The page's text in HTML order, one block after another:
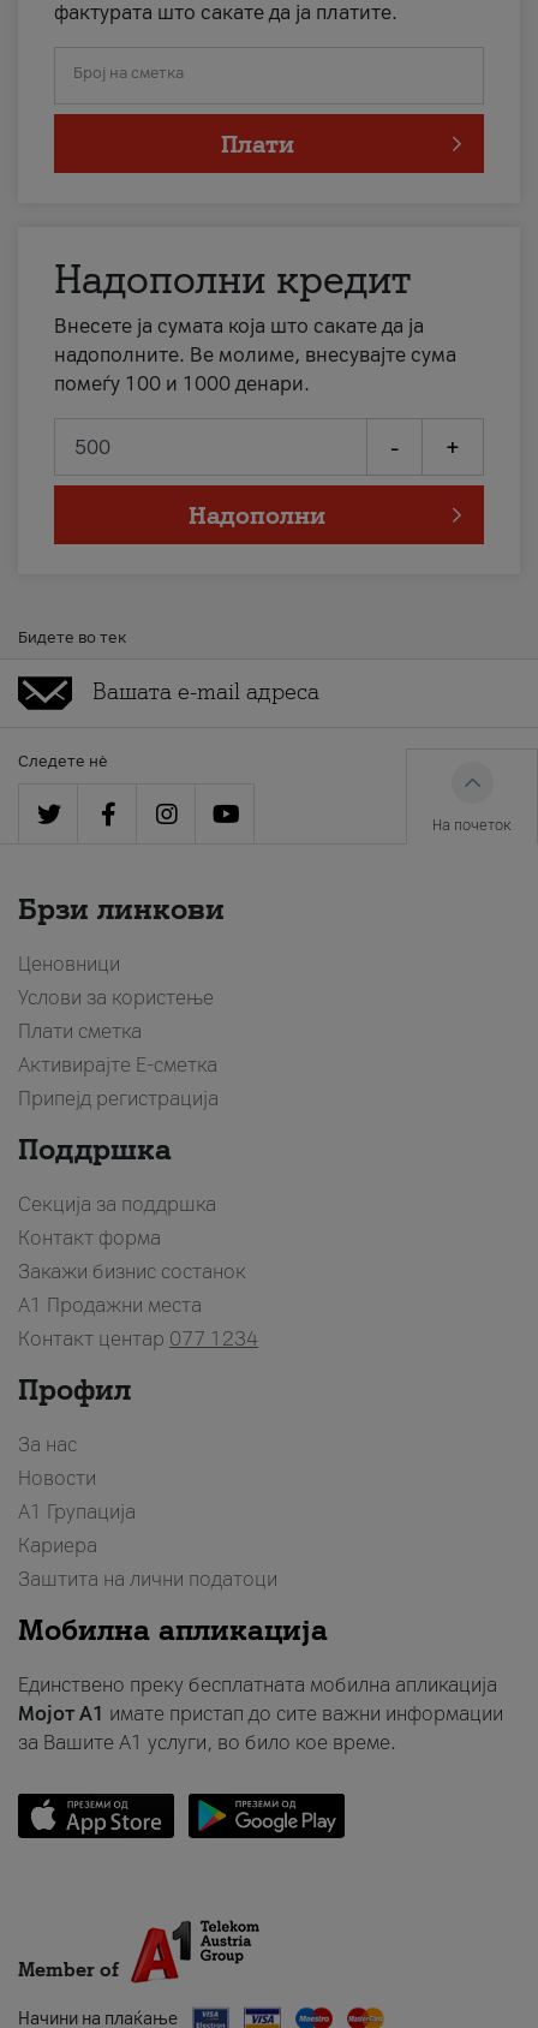
фактурата што сакате да ја платите.
Број на сметка
Плати
Надополни кредит
Внесете ја сумата која што сакате да ја
надополните. Ве молиме, внесувајте сума
помеѓу 100 и 1000 денари.
- +
Надополни
Бидете во тек
Следете нè
На почеток
Брзи линкови
Ценовници
Услови за користење
Плати сметка
Активирајте Е-сметка
Припејд регистрација
Поддршка
Секција за поддршка
Контакт форма
Закажи бизнис состанок
A1 Продажни места
Контакт центар 077 1234
Профил
За нас
Новости
А1 Групација
Кариера
Заштита на лични податоци
Мобилна апликација
Единствено преку бесплатната мобилна апликација
Мојот A1 имате пристап до сите важни информации
за Вашите A1 услуги, во било кое време.
Member of
Начини на плаќање